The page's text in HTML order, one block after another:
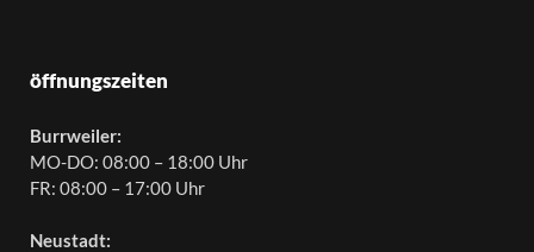
öffnungszeiten
Burrweiler:
MO-DO: 08:00 – 18:00 Uhr
FR: 08:00 – 17:00 Uhr
Neustadt: